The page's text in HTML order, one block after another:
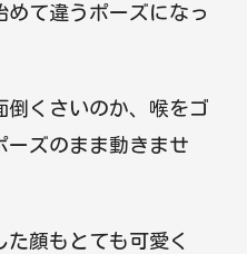
て違うポーズになっ
くさいのか、喉をゴ
ーズのまま動きませ
顔もとても可愛く